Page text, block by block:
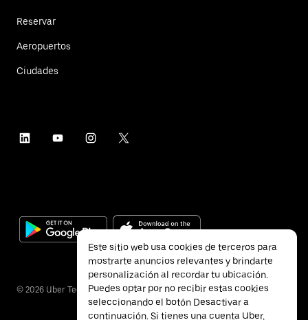
Reservar
Aeropuertos
Ciudades
© 2026 Uber Technologies Inc.
Este sitio web usa cookies de terceros para
mostrarte anuncios relevantes y brindarte
personalización al recordar tu ubicación.
Puedes optar por no recibir estas cookies
seleccionando el botón Desactivar a
continuación. Si tienes una cuenta Uber,